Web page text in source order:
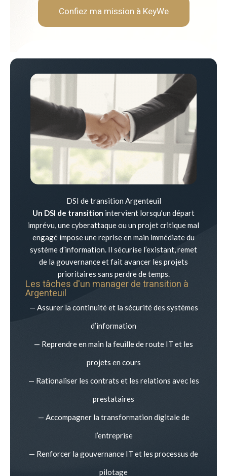
Confiez ma mission à KeyWe
DSI de transition Argenteuil
Un DSI de transition intervient lorsqu’un départ
imprévu, une cyberattaque ou un projet critique mal
engagé impose une reprise en main immédiate du
système d’information. Il sécurise l’existant, remet
de la gouvernance et fait avancer les projets
prioritaires sans perdre de temps.
Les tâches d'un manager de transition à
Argenteuil
— Assurer la continuité et la sécurité des systèmes
d’information
— Reprendre en main la feuille de route IT et les
projets en cours
— Rationaliser les contrats et les relations avec les
prestataires
— Accompagner la transformation digitale de
l’entreprise
— Renforcer la gouvernance IT et les processus de
pilotage